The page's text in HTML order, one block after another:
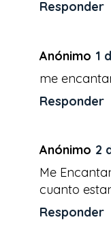
Responder
Anónimo 1
me
Responder
Anónimo 2
Me
cuanto
Responder